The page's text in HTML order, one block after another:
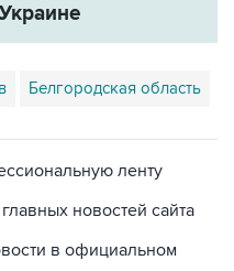
Белгородская область
ленту
новостей сайта
в официальном